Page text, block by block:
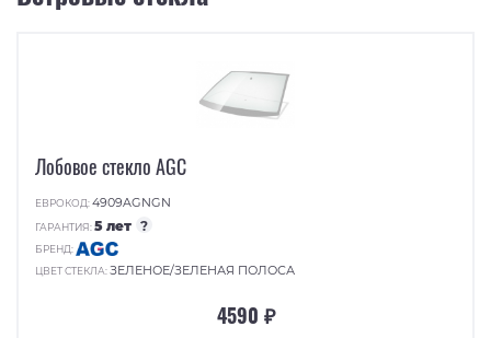
Лобовое стекло AGC
ЕВРОКОД:4909AGNGN
ГАРАНТИЯ:5 лет ?
БРЕНД:
ЦВЕТ СТЕКЛА:ЗЕЛЕНОЕ/ЗЕЛЕНАЯ ПОЛОСА
4590 ₽